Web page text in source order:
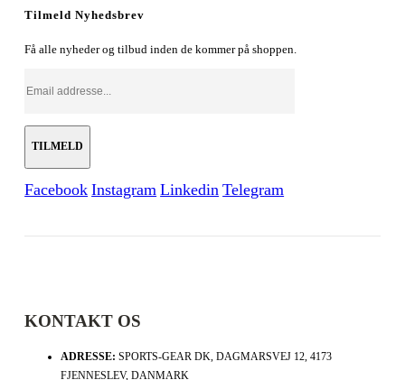
Tilmeld Nyhedsbrev
Få alle nyheder og tilbud inden de kommer på shoppen.
Facebook Instagram Linkedin Telegram
KONTAKT OS
ADRESSE: SPORTS-GEAR DK, DAGMARSVEJ 12, 4173
FJENNESLEV, DANMARK